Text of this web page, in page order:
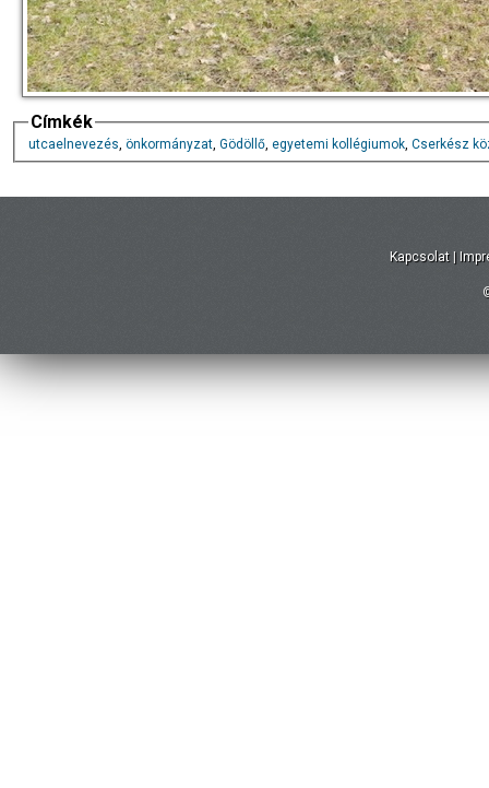
Címkék
utcaelnevezés, önkormányzat, Gödöllő, egyetemi kollégiumok, Cserkész
Kapcsolat |